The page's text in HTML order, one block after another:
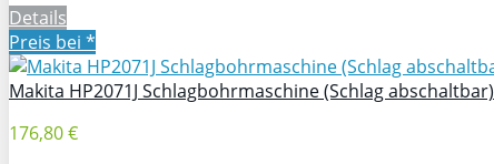
Details
Preis bei *
Makita HP2071J Schlagbohrmaschine (Schlag abschaltbar)
176,80 €